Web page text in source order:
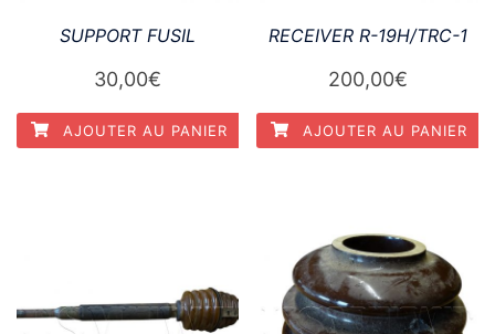
SUPPORT FUSIL
30,00€
AJOUTER AU PANIER
RECEIVER R-19H/TRC-1
200,00€
AJOUTER AU PANIER